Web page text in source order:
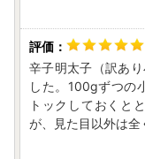
辛子明太子（訳あ
した。100gずつの
トックしておくと
が、見た目以外は